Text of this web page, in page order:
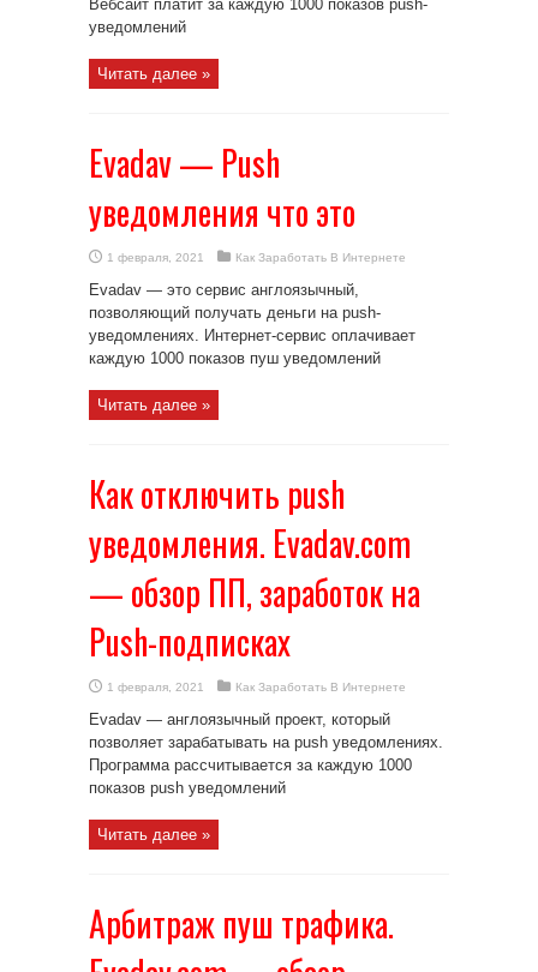
Вебсайт платит за каждую 1000 показов push-
уведомлений
Читать далее »
Evadav — Push
уведомления что это
1 февраля, 2021 Как Заработать В Интернете
Evadav — это сервис англоязычный,
позволяющий получать деньги на push-
уведомлениях. Интернет-сервис оплачивает
каждую 1000 показов пуш уведомлений
Читать далее »
Как отключить push
уведомления. Evadav.com
— обзор ПП, заработок на
Push-подписках
1 февраля, 2021 Как Заработать В Интернете
Evadav — англоязычный проект, который
позволяет зарабатывать на push уведомлениях.
Программа рассчитывается за каждую 1000
показов push уведомлений
Читать далее »
Арбитраж пуш трафика.